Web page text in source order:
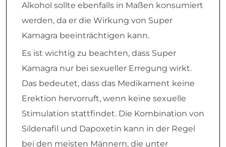
Alkohol sollte ebenfalls in Maßen konsumiert
werden, da er die Wirkung von Super
Kamagra beeinträchtigen kann.
Es ist wichtig zu beachten, dass Super
Kamagra nur bei sexueller Erregung wirkt.
Das bedeutet, dass das Medikament keine
Erektion hervorruft, wenn keine sexuelle
Stimulation stattfindet. Die Kombination von
Sildenafil und Dapoxetin kann in der Regel
bei den meisten Männern, die unter